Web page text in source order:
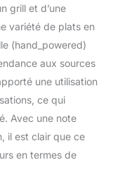
au-
de griller de
comme
ou du
vos
avoir fini
profiter
CHEMINÉE
grill et d’une
variété de plats en
(hand_powered)
aux sources
une utilisation
ce qui
Avec une note
il est clair que ce
en termes de